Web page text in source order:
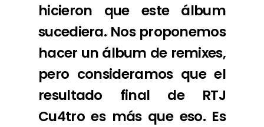
hicieron que este álbum
sucediera. Nos proponemos
hacer un álbum de remixes,
pero consideramos que el
resultado final de RTJ
Cu4tro es más que eso. Es